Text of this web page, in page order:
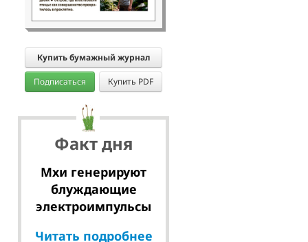
Купить бумажный журнал
Подписаться Купить PDF
Факт дня
Мхи генерируют
блуждающие
электроимпульсы
Читать подробнее